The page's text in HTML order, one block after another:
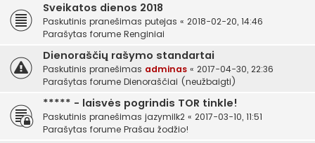
Sveikatos dienos 2018
Paskutinis pranešimas putejas « 2018-02-20, 14:46
Parašytas forume Renginiai
Dienoraščių rašymo standartai
Paskutinis pranešimas adminas « 2017-04-30, 22:36
Parašytas forume Dienoraščiai (neužbaigti)
***** - laisvės pogrindis TOR tinkle!
Paskutinis pranešimas jazymilk2 « 2017-03-10, 11:51
Parašytas forume Prašau žodžio!